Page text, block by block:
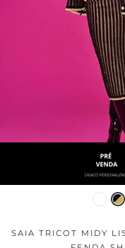
SAIA TRICOT MIDY